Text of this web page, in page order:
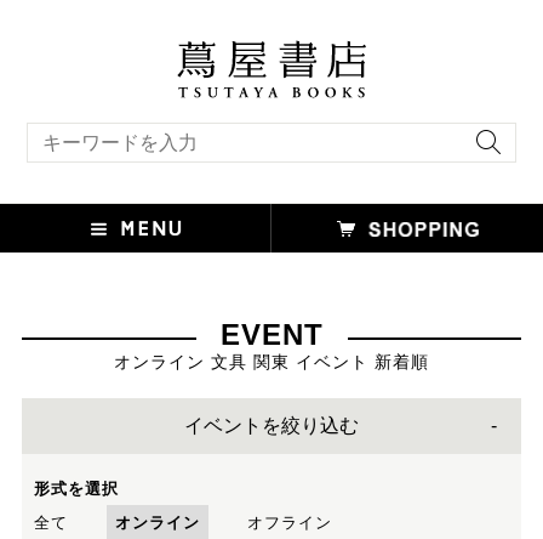
EVENT
オンライン 文具 関東 イベント 新着順
イベントを絞り込む
形式を選択
全て
オンライン オフライン